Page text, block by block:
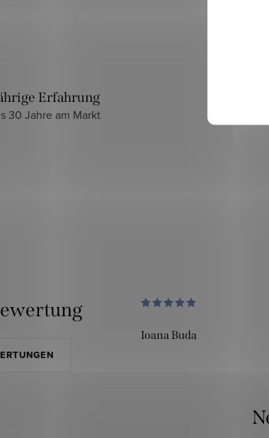
Erfahrung
30 Jahre am Markt
Ioana Buda